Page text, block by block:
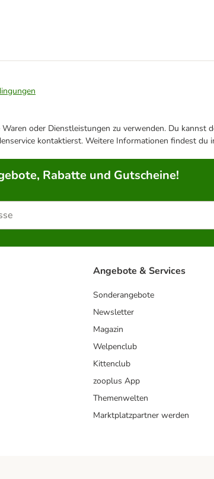
oder Dienstleistungen zu verwenden. Du kannst
kontaktierst. Weitere Informationen findest du
Rabatte und Gutscheine!
Angebote & Services
Sonderangebote
Newsletter
Magazin
Welpenclub
Kittenclub
zooplus App
Themenwelten
Marktplatzpartner werden